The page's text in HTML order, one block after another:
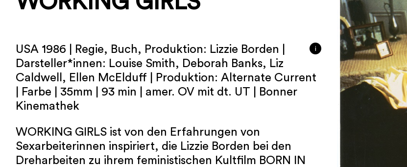
i
USA 1986 | Regie, Buch, Produktion: Lizzie Borden |
Darsteller*innen: Louise Smith, Deborah Banks, Liz
Caldwell, Ellen McElduff | Produktion: Alternate Current
| Farbe | 35mm | 93 min | amer. OV mit dt. UT | Bonner
Kinemathek
WORKING GIRLS ist von den Erfahrungen von
Sexarbeiterinnen inspiriert, die Lizzie Borden bei den
Dreharbeiten zu ihrem feministischen Kultfilm BORN IN